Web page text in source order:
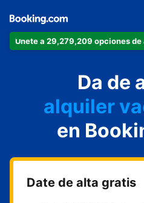
Únete a 29,279,209 opciones
Da de
alquiler
hostal o
casa
en
Date de alta gratis